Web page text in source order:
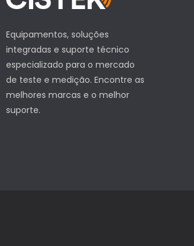
Equipamentos, soluções
integradas e suporte técnico
especializado para o mercado
de teste e medição. Encontre as
melhores marcas e o melhor
suporte.